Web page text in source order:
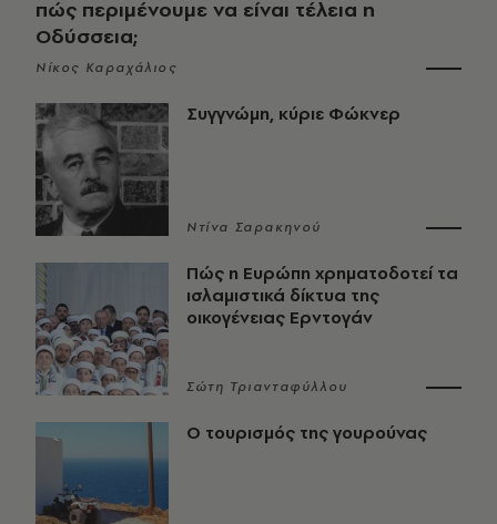
πώς περιμένουμε να είναι τέλεια η
Οδύσσεια;
Νίκος Καραχάλιος
Συγγνώμη, κύριε Φώκνερ
Ντίνα Σαρακηνού
Πώς η Ευρώπη χρηματοδοτεί τα
ισλαμιστικά δίκτυα της
οικογένειας Ερντογάν
Σώτη Τριανταφύλλου
Ο τουρισμός της γουρούνας